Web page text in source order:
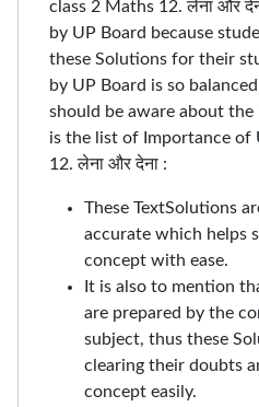
class 2 Maths 12. लेना और
by UP Board because
these Solutions for their
by UP Board is so
should be aware about
is the list of Importance of
12. लेना और देना :
These TextSolutions
accurate which helps
concept with ease.
It is also to mention
are prepared by the
subject, thus these
clearing their doubts
concept easily.